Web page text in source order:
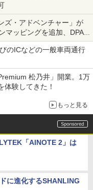
ズ・アドベンチャー」が
マッピングを追加、DPA
のICなどの一般車両通行
松乃井」開業。1万
体験してきた！
もっと見る
「AINOTE 2」は
に進化するSHANLING